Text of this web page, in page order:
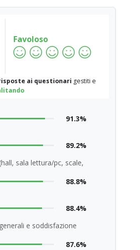
Favoloso
ai questionari gestiti e
91.3%
89.2%
sala lettura/pc, scale,
88.8%
88.4%
e soddisfazione
87.6%